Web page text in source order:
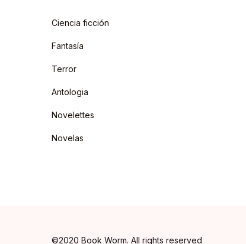
Ciencia ficción
Fantasía
Terror
Antologia
Novelettes
Novelas
©2020 Book Worm. All rights reserved